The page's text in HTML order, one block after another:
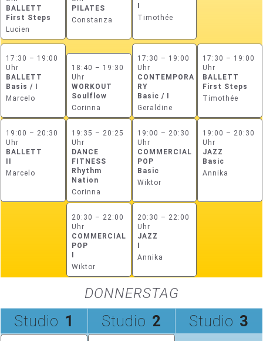
BALLETT
First Steps
Lucien
17:30 – 19:00
Uhr
BALLETT
Basis / I
Marcelo
19:00 – 20:30
Uhr
BALLETT
II
Marcelo
PILATES
Constanza
18:40 – 19:30
Uhr
WORKOUT
Soulflow
Corinna
19:35 – 20:25
Uhr
DANCE
FITNESS
Rhythm
Nation
Corinna
20:30 – 22:00
Uhr
COMMERCIAL
POP
I
Wiktor
I
Timothée
17:30 – 19:00
Uhr
CONTEMPORA
RY
Basic / I
Geraldine
19:00 – 20:30
Uhr
COMMERCIAL
POP
Basic
Wiktor
20:30 – 22:00
Uhr
JAZZ
I
Annika
17:30 – 19:00
Uhr
BALLETT
First Steps
Timothée
19:00 – 20:30
Uhr
JAZZ
Basic
Annika
DONNERSTAG
Studio 1 Studio 2 Studio 3